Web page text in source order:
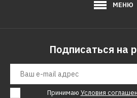
МЕНЮ
Подписаться на
Принимаю Условия